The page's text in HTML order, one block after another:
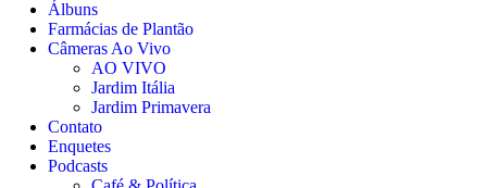
Álbuns
Farmácias de Plantão
Câmeras Ao Vivo
AO VIVO
Jardim Itália
Jardim Primavera
Contato
Enquetes
Podcasts